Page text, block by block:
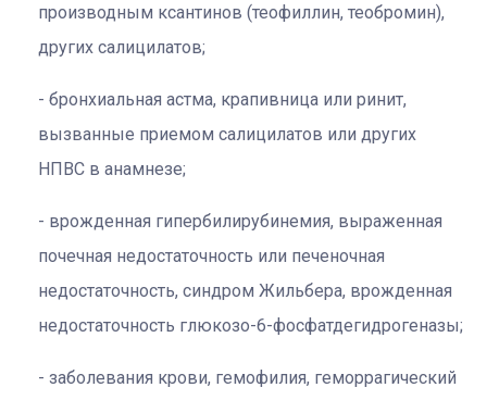
производным ксантинов (теофиллин, теобромин),
других салицилатов;
бронхиальная астма, крапивница или ринит,
вызванные приемом салицилатов или других
НПВС в анамнезе;
врожденная гипербилирубинемия, выраженная
почечная недостаточность или печеночная
недостаточность, синдром Жильбера, врожденная
недостаточность глюкозо-6-фосфатдегидрогеназы;
заболевания крови, гемофилия, геморрагический